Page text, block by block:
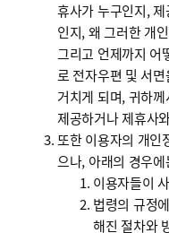
휴사가 누구인지,
인지, 왜 그러한 개
그리고 언제까지 어
로 전자우편 및 서
거치게 되며, 귀하
제공하거나 제휴사
또한 이용자의 개인
으나, 아래의 경우
이용자들이
법령의 규정
해진 절차와